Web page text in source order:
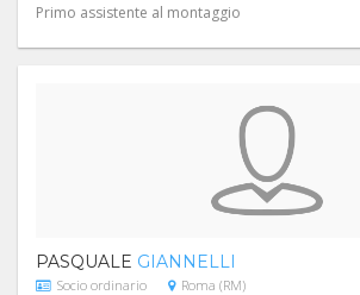
Primo assistente al montaggio
PASQUALE GIANNELLI
Socio ordinario Roma (RM)